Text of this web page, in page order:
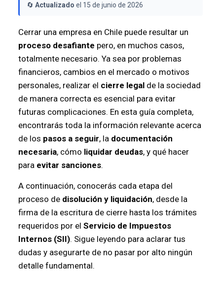
🔄 Actualizado el 15 de junio de 2026
Cerrar una empresa en Chile puede resultar un
proceso desafiante pero, en muchos casos,
totalmente necesario. Ya sea por problemas
financieros, cambios en el mercado o motivos
personales, realizar el cierre legalde la sociedad
de manera correcta es esencial para evitar
futuras complicaciones. En esta guía completa,
encontrarás toda la información relevante acerca
de los pasos a seguir, la documentación
necesaria, cómo liquidar deudas, y qué hacer
para evitar sanciones.
A continuación, conocerás cada etapa del
proceso de disolución y liquidación, desde la
firma de la escritura de cierre hasta los trámites
requeridos por el Servicio de Impuestos
Internos (SII). Sigue leyendo para aclarar tus
dudas y asegurarte de no pasar por alto ningún
detalle fundamental.